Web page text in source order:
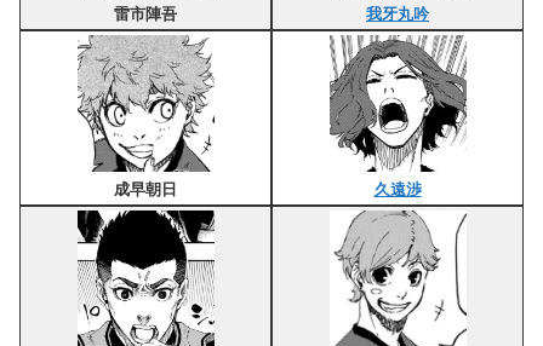
雷市陣吾 我牙丸吟
成早朝日 久遠渉